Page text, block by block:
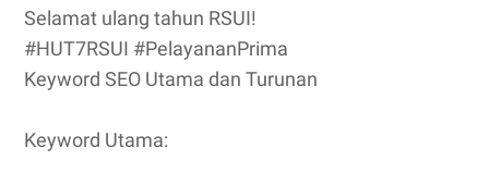
Selamat ulang tahun RSUI!
#HUT7RSUI #PelayananPrima
Keyword SEO Utama dan Turunan
Keyword Utama: